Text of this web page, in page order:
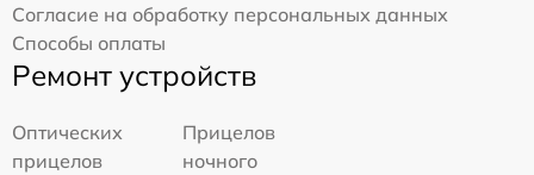
Согласие на обработку персональных данных
Способы оплаты
Ремонт устройств
Оптических
прицелов
Прицелов
ночного